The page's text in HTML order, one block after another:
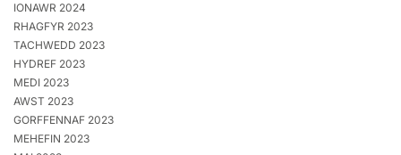
IONAWR 2024
RHAGFYR 2023
TACHWEDD 2023
HYDREF 2023
MEDI 2023
AWST 2023
GORFFENNAF 2023
MEHEFIN 2023